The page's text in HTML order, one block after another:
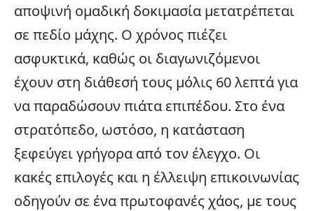
αποψινή ομαδική δοκιμασία μετατρέπεται
σε πεδίο μάχης. Ο χρόνος πιέζει
ασφυκτικά, καθώς οι διαγωνιζόμενοι
έχουν στη διάθεσή τους μόλις 60 λεπτά για
να παραδώσουν πιάτα επιπέδου. Στο ένα
στρατόπεδο, ωστόσο, η κατάσταση
ξεφεύγει γρήγορα από τον έλεγχο. Οι
κακές επιλογές και η έλλειψη επικοινωνίας
οδηγούν σε ένα πρωτοφανές χάος, με τους